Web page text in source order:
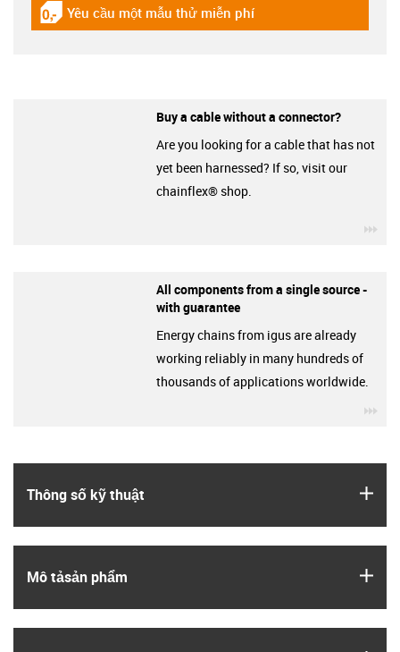
Thông số kỹ thuật
Mô tả­sản phẩm
igus-icon-gratismuster
Yêu cầu một mẫu thử miễn phí
Buy a cable without a connector?
Are you looking for a cable that has not
yet been harnessed? If so, visit our
chainflex® shop.
All components from a single source -
with guarantee
Energy chains from igus are already
working reliably in many hundreds of
thousands of applications worldwide.